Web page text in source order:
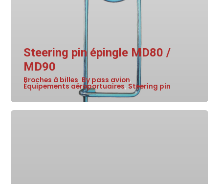
Steering pin épingle MD80 /
MD90
Broches à billes, By pass avion,
Équipements aéroportuaires, Steering pin